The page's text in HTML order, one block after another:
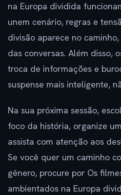
na Europa dividida
unem cenário, regras e
divisão aparece no
das conversas. Além disso,
troca de informações e
suspense mais inteligente,
Na sua próxima sessão,
foco da história, organize
assista com atenção aos
Se você quer um caminho
gênero, procure por Os
ambientados na Europa